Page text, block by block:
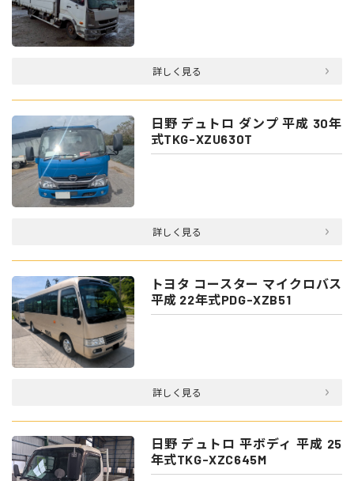
詳しく見る
日野 デュトロ ダンプ 平成 30年
式TKG-XZU630T
詳しく見る
トヨタ コースター マイクロバス
平成 22年式PDG-XZB51
詳しく見る
日野 デュトロ 平ボディ 平成 25
年式TKG-XZC645M